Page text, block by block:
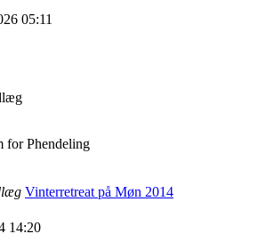
05:11
for Phendeling
Vinterretreat på Møn 2014
14:20